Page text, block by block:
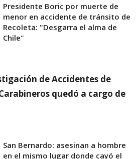
Presidente Boric por muerte de
menor en accidente de tránsito de
Recoleta: "Desgarra el alma de
Chile"
de Accidentes de
quedó a cargo de
San Bernardo: asesinan a hombre
en el mismo lugar donde cayó el